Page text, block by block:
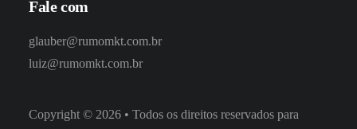
Fale com
glauber@rumomkt.com.br
luiz@rumomkt.com.br
Copyright © 2026 • Todos os direitos reservados para